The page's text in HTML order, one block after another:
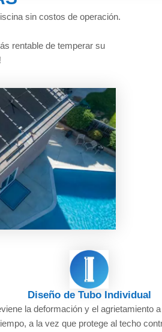
sin costos de operación.
rentable de temperar su
Diseño de Tubo Individual
la deformación y el agrietamiento
a la vez que protege al techo